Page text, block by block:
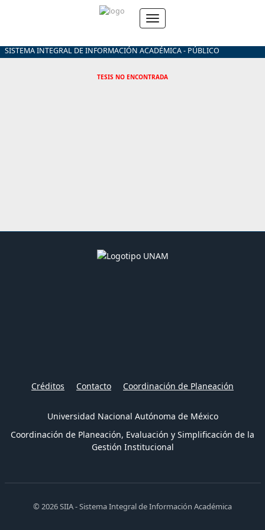
SISTEMA INTEGRAL DE INFORMACIÓN ACADÉMICA - PÚBLICO
TESIS NO ENCONTRADA
Créditos Contacto Coordinación de Planeación
Universidad Nacional Autónoma de México
Coordinación de Planeación, Evaluación y Simplificación de la
Gestión Institucional
© 2026 SIIA - Sistema Integral de Información Académica